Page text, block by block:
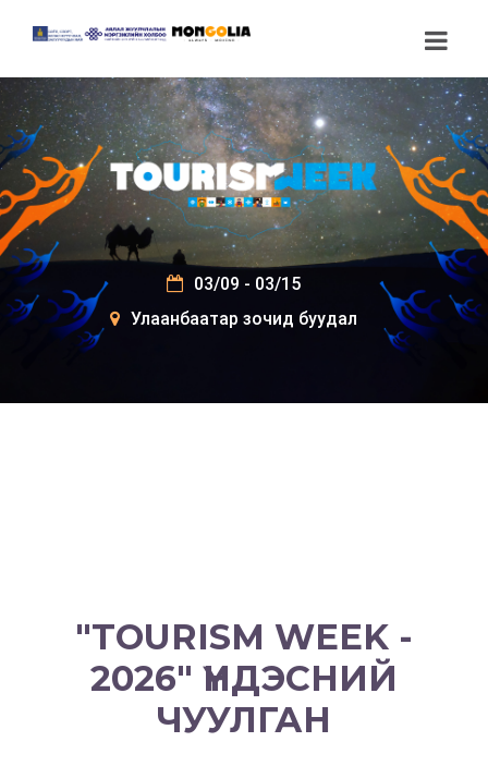
03/09 - 03/15
Улаанбаатар зочид буудал
"TOURISM WEEK -
2026" ҮНДЭСНИЙ
ЧУУЛГАН